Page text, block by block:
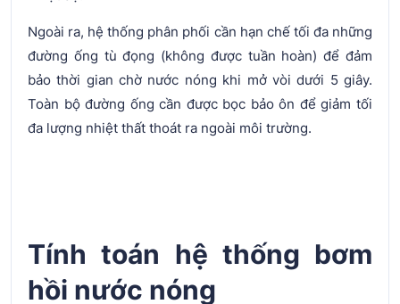
Ngoài ra, hệ thống phân phối cần hạn chế tối đa những
đường ống tù đọng (không được tuần hoàn) để đảm
bảo thời gian chờ nước nóng khi mở vòi dưới 5 giây.
Toàn bộ đường ống cần được bọc bảo ôn để giảm tối
đa lượng nhiệt thất thoát ra ngoài môi trường.
Tính toán hệ thống bơm
hồi nước nóng